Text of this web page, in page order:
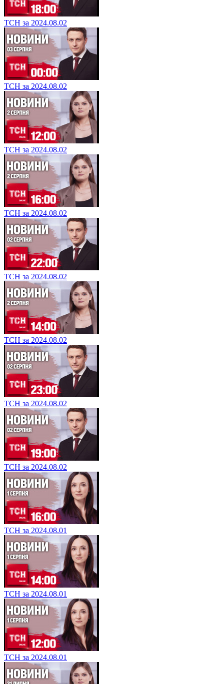
ТСН за 2024.08.02
ТСН за 2024.08.02
ТСН за 2024.08.02
ТСН за 2024.08.02
ТСН за 2024.08.02
ТСН за 2024.08.02
ТСН за 2024.08.02
ТСН за 2024.08.02
ТСН за 2024.08.01
ТСН за 2024.08.01
ТСН за 2024.08.01